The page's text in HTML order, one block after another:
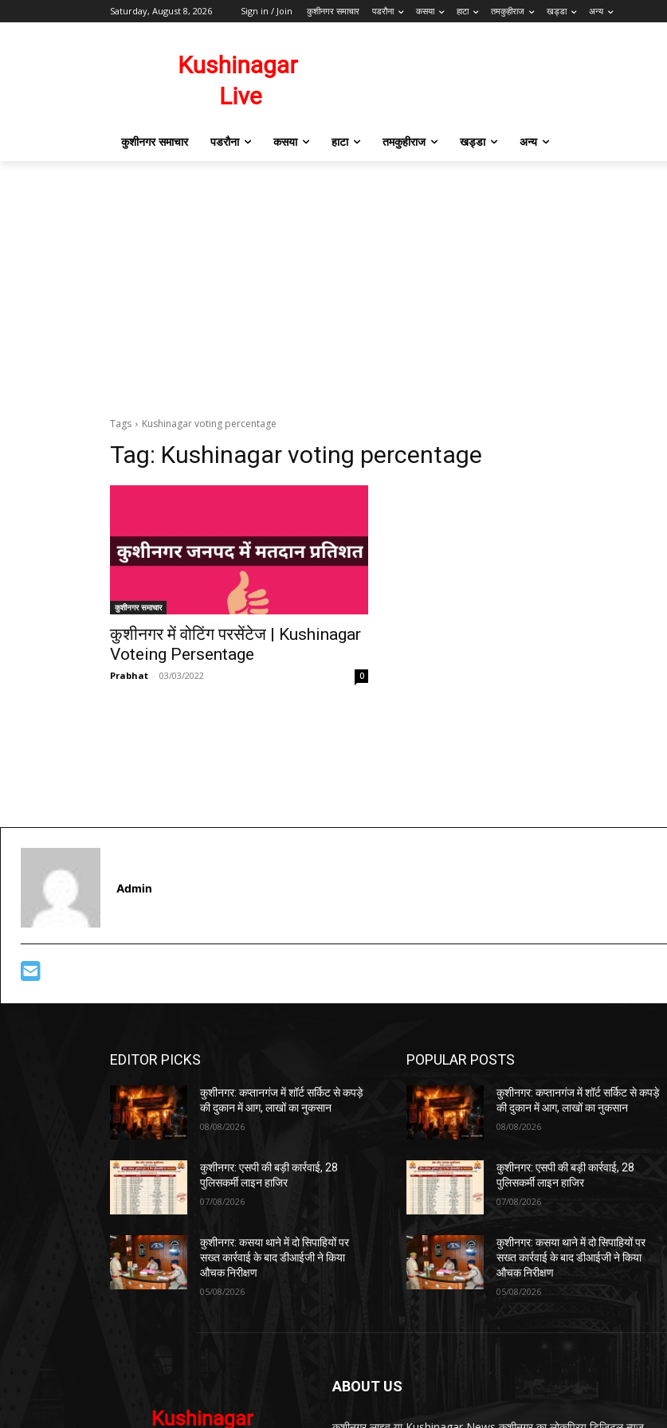
Saturday, August 8, 2026 Sign in / Join कुशीनगर समाचार पडरौना कसया हाटा तमकुहीराज खड्डा अन्य
कुशीनगर समाचार पडरौना कसया हाटा तमकुहीराज खड्डा अन्य
Tags Kushinagar voting percentage
Tag: Kushinagar voting percentage
कुशीनगर समाचार
कुशीनगर में वोटिंग परसेंटेज | Kushinagar
Voteing Persentage
Prabhat - 03/03/2022 0
Admin
EDITOR PICKS
कुशीनगर: कप्तानगंज में शॉर्ट सर्किट से कपड़े
की दुकान में आग, लाखों का नुकसान
08/08/2026
कुशीनगर: एसपी की बड़ी कार्रवाई, 28
पुलिसकर्मी लाइन हाजिर
07/08/2026
कुशीनगर: कसया थाने में दो सिपाहियों पर
सख्त कार्रवाई के बाद डीआईजी ने किया
औचक निरीक्षण
05/08/2026
POPULAR POSTS
कुशीनगर: कप्तानगंज में शॉर्ट सर्किट से कपड़े
की दुकान में आग, लाखों का नुकसान
08/08/2026
कुशीनगर: एसपी की बड़ी कार्रवाई, 28
पुलिसकर्मी लाइन हाजिर
07/08/2026
कुशीनगर: कसया थाने में दो सिपाहियों पर
सख्त कार्रवाई के बाद डीआईजी ने किया
औचक निरीक्षण
05/08/2026
ABOUT US